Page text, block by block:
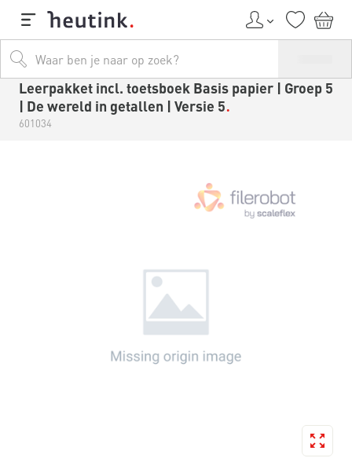
Leerpakket incl. toetsboek Basis papier | Groep 5
| De wereld in getallen | Versie 5
601034